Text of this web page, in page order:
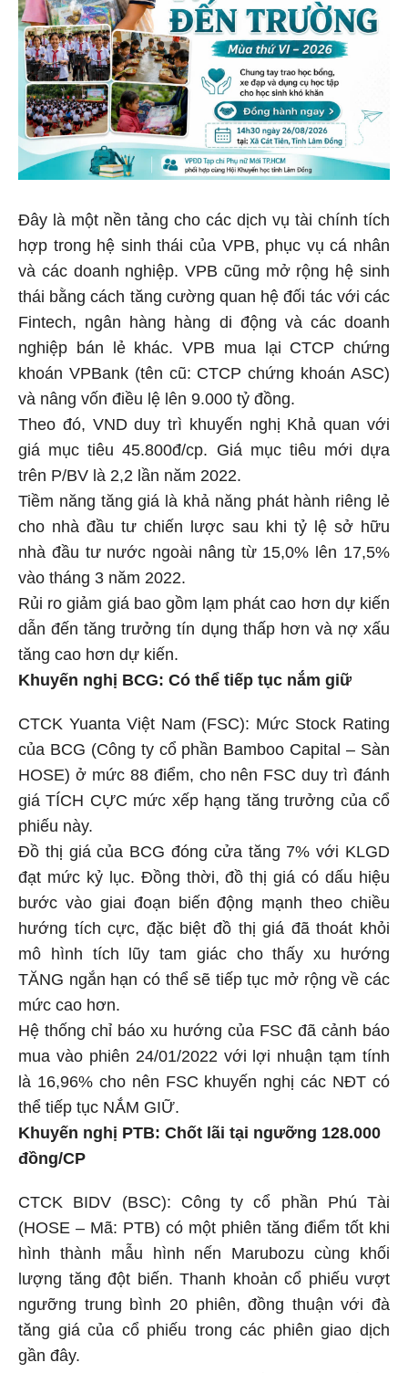
Đây là một nền tảng cho các dịch vụ tài chính tích
hợp trong hệ sinh thái của VPB, phục vụ cá nhân
và các doanh nghiệp. VPB cũng mở rộng hệ sinh
thái bằng cách tăng cường quan hệ đối tác với các
Fintech, ngân hàng hàng di động và các doanh
nghiệp bán lẻ khác. VPB mua lại CTCP chứng
khoán VPBank (tên cũ: CTCP chứng khoán ASC)
và nâng vốn điều lệ lên 9.000 tỷ đồng.
Theo đó, VND duy trì khuyến nghị Khả quan với
giá mục tiêu 45.800đ/cp. Giá mục tiêu mới dựa
trên P/BV là 2,2 lần năm 2022.
Tiềm năng tăng giá là khả năng phát hành riêng lẻ
cho nhà đầu tư chiến lược sau khi tỷ lệ sở hữu
nhà đầu tư nước ngoài nâng từ 15,0% lên 17,5%
vào tháng 3 năm 2022.
Rủi ro giảm giá bao gồm lạm phát cao hơn dự kiến
dẫn đến tăng trưởng tín dụng thấp hơn và nợ xấu
tăng cao hơn dự kiến.
Khuyến nghị BCG: Có thể tiếp tục nắm giữ
CTCK Yuanta Việt Nam (FSC): Mức Stock Rating
của BCG (Công ty cổ phần Bamboo Capital – Sàn
HOSE) ở mức 88 điểm, cho nên FSC duy trì đánh
giá TÍCH CỰC mức xếp hạng tăng trưởng của cổ
phiếu này.
Đồ thị giá của BCG đóng cửa tăng 7% với KLGD
đạt mức kỷ lục. Đồng thời, đồ thị giá có dấu hiệu
bước vào giai đoạn biến động mạnh theo chiều
hướng tích cực, đặc biệt đồ thị giá đã thoát khỏi
mô hình tích lũy tam giác cho thấy xu hướng
TĂNG ngắn hạn có thể sẽ tiếp tục mở rộng về các
mức cao hơn.
Hệ thống chỉ báo xu hướng của FSC đã cảnh báo
mua vào phiên 24/01/2022 với lợi nhuận tạm tính
là 16,96% cho nên FSC khuyến nghị các NĐT có
thể tiếp tục NẮM GIỮ.
Khuyến nghị PTB: Chốt lãi tại ngưỡng 128.000
đồng/CP
CTCK BIDV (BSC): Công ty cổ phần Phú Tài
(HOSE – Mã: PTB) có một phiên tăng điểm tốt khi
hình thành mẫu hình nến Marubozu cùng khối
lượng tăng đột biến. Thanh khoản cổ phiếu vượt
ngưỡng trung bình 20 phiên, đồng thuận với đà
tăng giá của cổ phiếu trong các phiên giao dịch
gần đây.